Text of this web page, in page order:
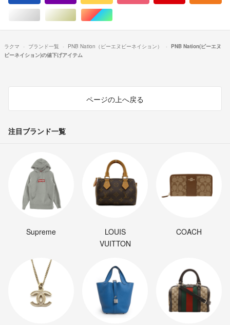
シルバー/銀色系ゴールド/金色系マルチカラー
ラクマ ブランド一覧 PNB Nation（ピーエヌビーネイション）
PNB Nation(ピーエヌ
ビーネイション)の値下げアイテム
ページの上へ戻る
注目ブランド一覧
Supreme
LOUIS
VUITTON
COACH